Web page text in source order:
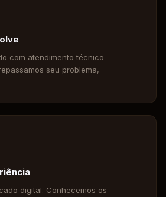
com atendimento técnico
seu problema,
digital. Conhecemos os